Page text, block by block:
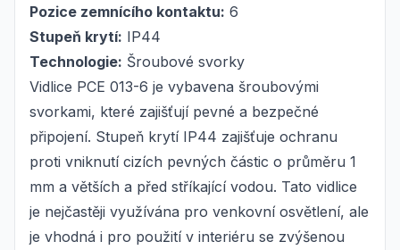
Pozice zemnícího kontaktu: 6
Stupeň krytí: IP44
Technologie: Šroubové svorky
Vidlice PCE 013-6 je vybavena šroubovými
svorkami, které zajišťují pevné a bezpečné
připojení. Stupeň krytí IP44 zajišťuje ochranu
proti vniknutí cizích pevných částic o průměru 1
mm a větších a před stříkající vodou. Tato vidlice
je nejčastěji využívána pro venkovní osvětlení, ale
je vhodná i pro použití v interiéru se zvýšenou